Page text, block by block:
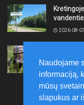
2026-08-07
rinktinė
2026-08-07
Naudojame
informaciją,
mūsų
slapukus ar